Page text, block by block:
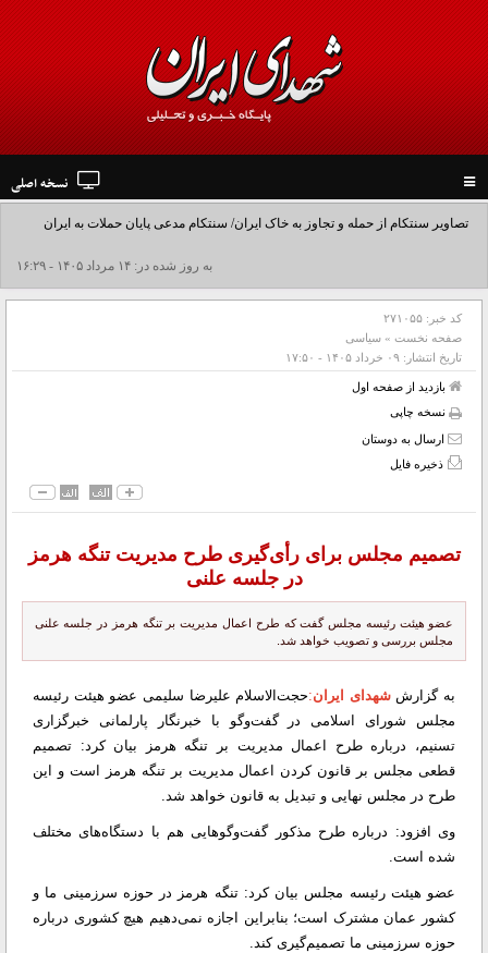
navigation
نسخه اصلی
تصاویر سنتکام از حمله و تجاوز به خاک ایران/ سنتکام مدعی پایان حملات به ایران
شد+فیلم به روز شده در: ۱۴ مرداد ۱۴۰۵ - ۱۶:۲۹
کد خبر: ۲۷۱۰۵۵
صفحه نخست » سیاسی
تاریخ انتشار: ۰۹ خرداد ۱۴۰۵ - ۱۷:۵۰
بازدید از صفحه اول
نسخه چاپی
ارسال به دوستان
ذخیره فایل
تصمیم مجلس برای رأی‌گیری طرح مدیریت تنگه هرمز
در جلسه علنی
عضو هیئت رئیسه مجلس گفت که طرح اعمال مدیریت بر تنگه هرمز در جلسه علنی
مجلس بررسی و تصویب خواهد شد.
به گزارششهدای ایران:حجت‌الاسلام علیرضا سلیمی عضو هیئت رئیسه
مجلس شورای اسلامی در گفت‌وگو با خبرنگار پارلمانی خبرگزاری
تسنیم، درباره طرح اعمال مدیریت بر تنگه هرمز بیان کرد: تصمیم
قطعی مجلس بر قانون کردن اعمال مدیریت بر تنگه هرمز است و این
طرح در مجلس نهایی و تبدیل به قانون خواهد شد.
وی افزود: درباره طرح مذکور گفت‌وگوهایی هم با دستگاه‌های مختلف
شده است.
عضو هیئت رئیسه مجلس بیان کرد: تنگه هرمز در حوزه سرزمینی ما و
کشور عمان مشترک است؛ بنابراین اجازه نمی‌دهیم هیچ کشوری درباره
حوزه سرزمینی ما تصمیم‌گیری کند.